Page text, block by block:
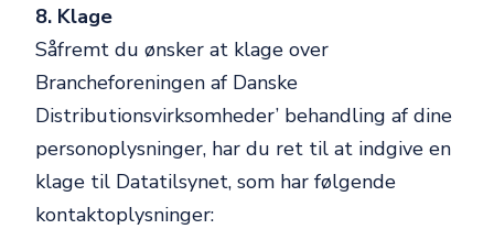
8. Klage
Såfremt du ønsker at klage over
Brancheforeningen af Danske
Distributionsvirksomheder’ behandling af dine
personoplysninger, har du ret til at indgive en
klage til Datatilsynet, som har følgende
kontaktoplysninger: